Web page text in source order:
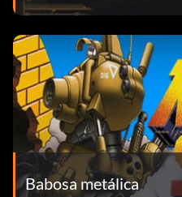
Babosa metálica